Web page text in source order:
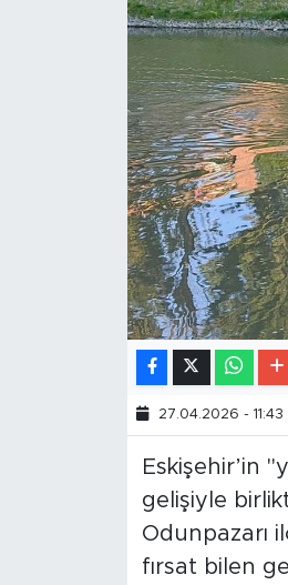
27.04.2026 - 11:43
Eskişehir’in
gelişiyle
Odunpazarı
fırsat bilen